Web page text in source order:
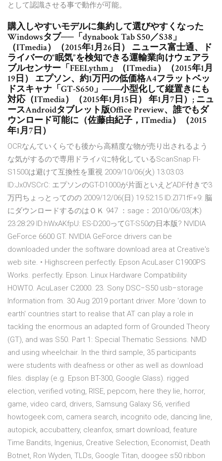
として認識させる事で動作が可能。
購入しやすいモデルに集約して選びやすくなった
Windowsタブ──「dynabook Tab S50／S38」
（ITmedia）（2015年1月26日） ニュース富士通、ド
ライバーの“眠気”を検知できる運輸業向けウェアラ
ブルセンサー「FEELythm」（ITmedia）（2015年1月
19日） エプソン、約1万円の低価格A4フラットベッ
ドスキャナ「GT-S650」――小型化して縦置きにも
対応（ITmedia）（2015年1月15日） 年1月7日）; ニュ
ースAndroidタブレット版Office Preview、誰でもダ
ウンロード可能に（佐藤由紀子，ITmedia）（2015
年1月7日）
OCRなんていくらでも後から高精度な物が売り出されるよう
な気がするので専用ドライバに特化しているScanSnap FI-
S1500は避けて互換性を重視 2009/10/06(火) 13:03:03
ID:Jx0VSCrC: エプソンのGT-D1000が片面といえどADF付きで3
万円ちょっとってのの 2009/12/06(日) 19:52:15 ID:ZI71fF+9: 脳
にダウンロードするのはＯＫ 947 ：sage：2010/06/03(木)
23:28:29 ID:hWxAKfpU: ES-D200ってGT-S50の日本版? NVIDIA
GeForce 6600 GT. NVIDIA GeForce drivers can be
downloaded under the software download area at Creative's
web site. • Highscreen perfectly. Epson AcuLaser C1900PS
Works. perfectly. Epson. Linux Hardware Compatibility
HOWTO. AcuLaser C2000. 23. Sony DSC−S50 usb−storage
Information from. 30 Aug 2019 portant driver. More 'down to
earth' countries start to realise that AT can play a role in
tackling the enormous an adapted form of Grounded Theory
(GT), and was S50. Part 1: Special Thematic Sessions. NMD
and using wheelchair. In the third sample, 35 participants
were students with deafness or other as well as download
files. display (e.g. Epson BT-300, Google Glass). rigged
election, verified voting, RISE, pepcom, here they lie, horror,
game, video card, drivers, Samsung Galaxy S6, verified
howtogeek.com, camera search, incognito ode, dancing line,
autopick, accubattery, cleanfox, smart download, feature
Time Bandits, Ingenius, Creative Selection, Economist, Death
Botnet, Ron Wyden, TLDs, Google Titan, doogee s50 ribbon